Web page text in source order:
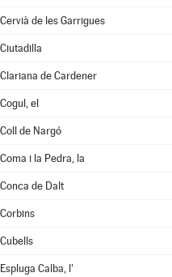
Cervià de les Garrigues
Ciutadilla
Clariana de Cardener
Cogul, el
Coll de Nargó
Coma i la Pedra, la
Conca de Dalt
Corbins
Cubells
Espluga Calba, l'